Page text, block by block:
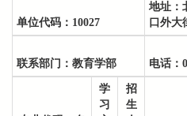
单位代码： 10027
地址：
口外大
联系部门： 教育学部 电话：
学
习
招
生